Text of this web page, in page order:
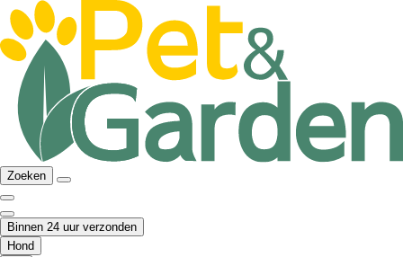
Zoeken
Binnen 24 uur verzonden
Hond